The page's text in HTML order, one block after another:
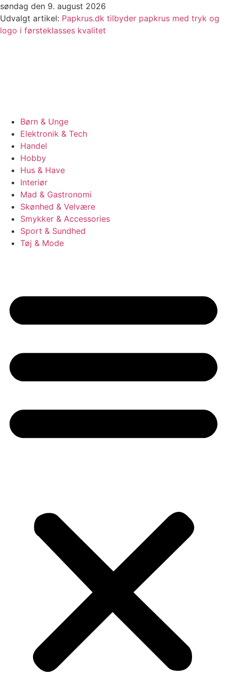
Videre
til
indhold
søndag den 9. august 2026
Udvalgt artikel: Papkrus.dk tilbyder papkrus med tryk og
logo i førsteklasses kvalitet
Børn & Unge
Elektronik & Tech
Handel
Hobby
Hus & Have
Interiør
Mad & Gastronomi
Skønhed & Velvære
Smykker & Accessories
Sport & Sundhed
Tøj & Mode